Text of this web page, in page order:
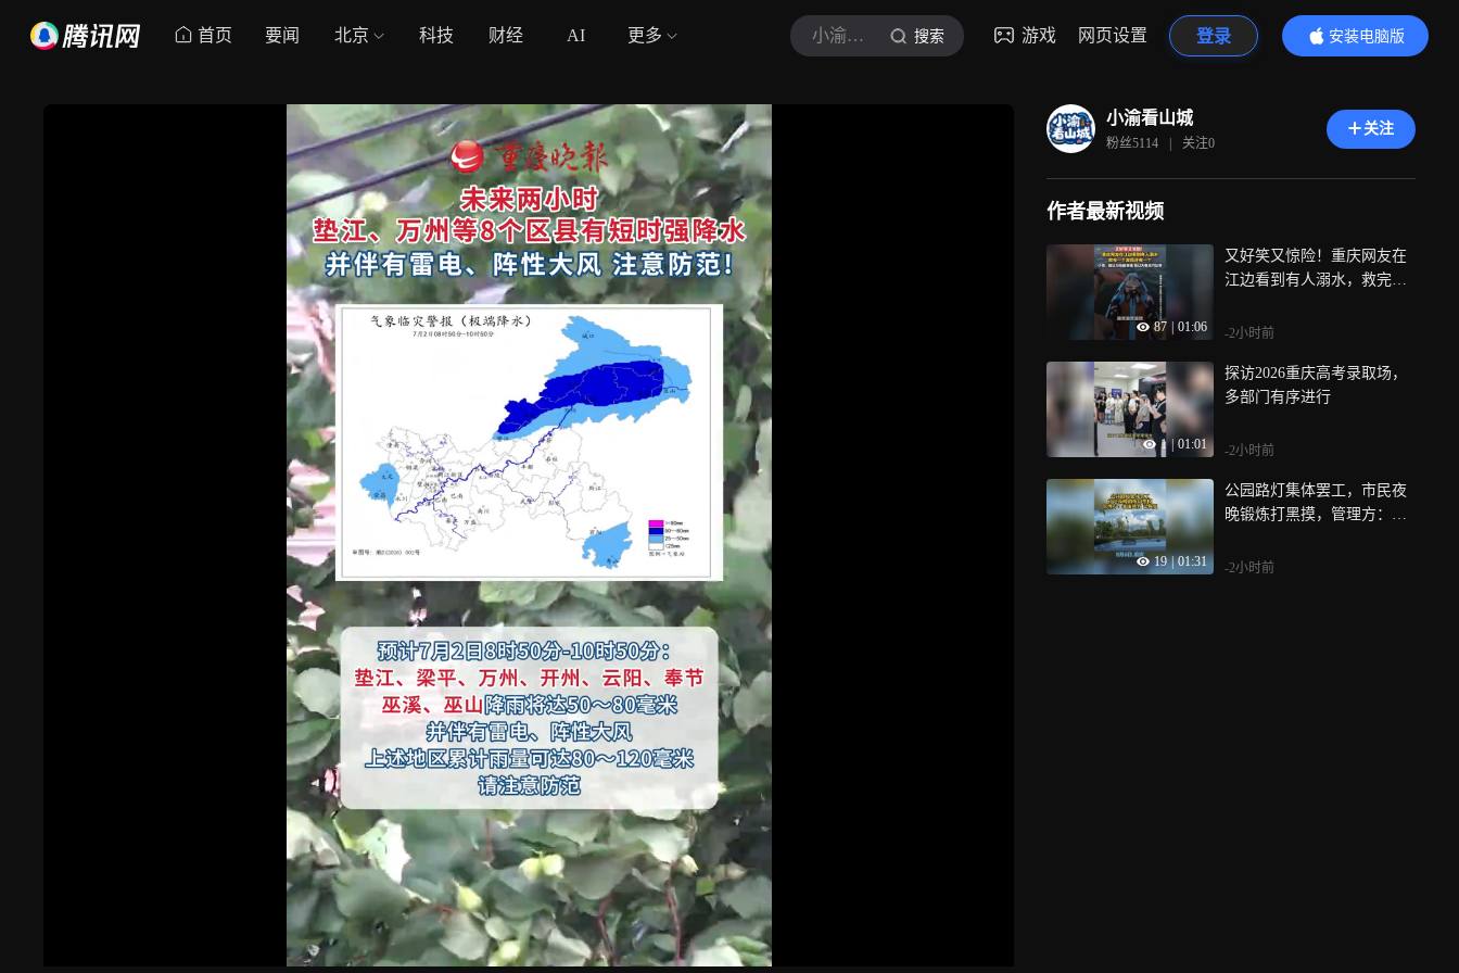
首页 要闻 北京 科技 财经 AI 更多 小渝看山城 搜索 游戏 网页设置 登录
安装电脑版
内容更精彩
小渝看山城
粉丝5114 | 关注0
关注
作者最新视频
87 01:06
又好笑又惊险！重庆网友在
江边看到有人溺水，救完一
-2小时前
1 | 01:01
探访2026重庆高考录取场，
多部门有序进行
-2小时前
19 | 01:31
公园路灯集体罢工，市民夜
晚锻炼打黑摸，管理方：暴
-2小时前